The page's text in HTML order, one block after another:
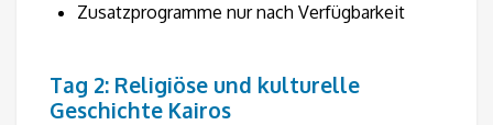
Zusatzprogramme nur nach Verfügbarkeit
Tag 2: Religiöse und kulturelle
Geschichte Kairos